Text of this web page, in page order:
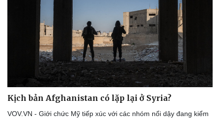
Lịch thi đấu bóng đá
Thế giới thể thao
eSports
Hậu trường
Ô tô - Xe máy
Ô tô
Xe máy
Tư vấn
Kịch bản Afghanistan có lặp lại ở Syria?
VOV.VN - Giới chức Mỹ tiếp xúc với các nhóm nổi dậy đang kiểm